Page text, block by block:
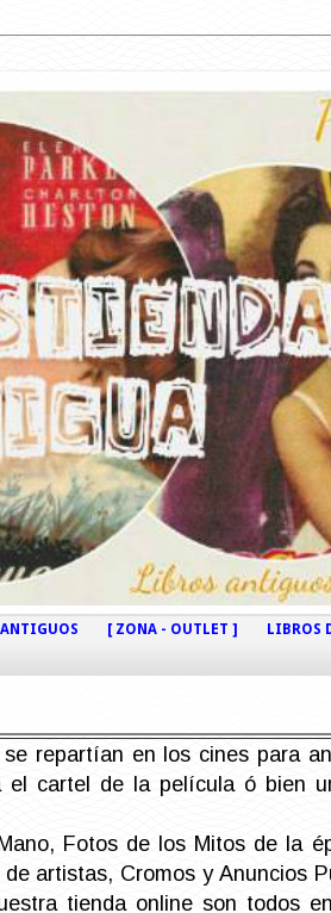
[ ZONA - OUTLET ] LIBROS
se repartían en los cines para
cartel de la película ó bien
Fotos de los Mitos de la
artistas, Cromos y Anuncios
tienda online son todos en